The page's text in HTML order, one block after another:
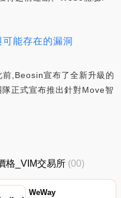
能存在的漏洞
,Beosin宣布了全新升級的
正式宣布推出針對Move智
格_VIM交易所 (00)
WeWay